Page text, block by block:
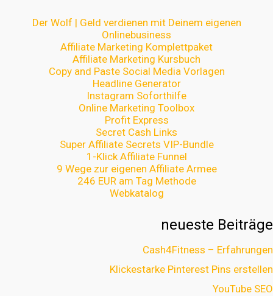
Der Wolf | Geld verdienen mit Deinem eigenen
Onlinebusiness
Affiliate Marketing Komplettpaket
Affiliate Marketing Kursbuch
Copy and Paste Social Media Vorlagen
Headline Generator
Instagram Soforthilfe
Online Marketing Toolbox
Profit Express
Secret Cash Links
Super Affiliate Secrets VIP-Bundle
1-Klick Affiliate Funnel
9 Wege zur eigenen Affiliate Armee
246 EUR am Tag Methode
Webkatalog
neueste Beiträge
Cash4Fitness – Erfahrungen
Klickestarke Pinterest Pins erstellen
YouTube SEO